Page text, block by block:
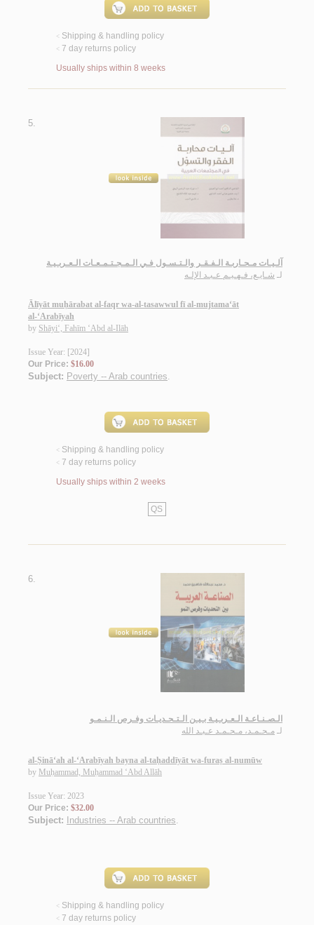
< Shipping & handling policy
< 7 day returns policy
Usually ships within 8 weeks
5.
آلـيـات مـحـاربـة الـفـقـر والـتـسـول فـي الـمـجـتـمـعـات الـعـربـيـة
لـ شـايـع، فـهـيـم عـبـد الإلـه
Ālīyāt muḥārabat al-faqr wa-al-tasawwul fī al-mujtama‘āt
al-‘Arabīyah
by Shāyi‘, Fahīm ‘Abd al-Ilāh
Issue Year: [2024]
Our Price: $16.00
Subject: Poverty -- Arab countries.
< Shipping & handling policy
< 7 day returns policy
Usually ships within 2 weeks
QS
6.
الـصـنـاعـة الـعـربـيـة بـيـن الـتـحـديـات وفـرص الـنـمـو
لـ مـحـمـد، مـحـمـد عـبـد الله
al-Ṣinā‘ah al-‘Arabīyah bayna al-taḥaddīyāt wa-furaṣ al-numūw
by Muḥammad, Muḥammad ‘Abd Allāh
Issue Year: 2023
Our Price: $32.00
Subject: Industries -- Arab countries.
< Shipping & handling policy
< 7 day returns policy